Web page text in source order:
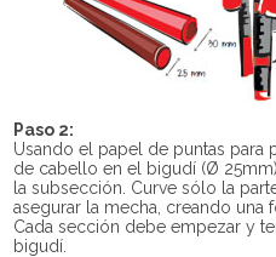
Paso 2:
Usando el papel de puntas para
de cabello en el bigudí (Ø
la subsección. Curve sólo la
asegurar la mecha, creando una
Cada sección debe empezar y
bigudí.